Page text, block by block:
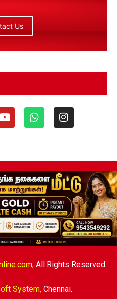
Us
All Rights Reserved.
System,Chennai.